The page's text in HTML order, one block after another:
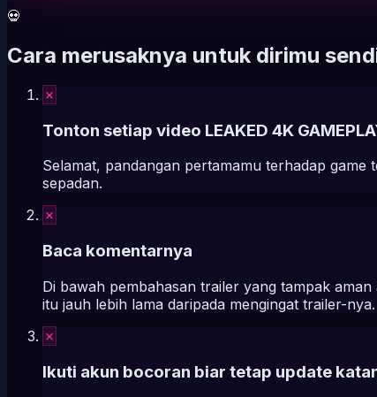
💀
Cara merusaknya untuk dirimu
✗
Tonton setiap video LEAKED 4K
Selamat, pandangan pertamamu terhadap
sepadan.
✗
Baca komentarnya
Di bawah pembahasan trailer yang tampak
itu jauh lebih lama daripada mengingat trailer-nya.
✗
Ikuti akun bocoran biar tetap update